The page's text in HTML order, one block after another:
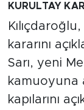
KURULTAY
kararını
Sarı, yeni
kamuoyuna
kapılarını